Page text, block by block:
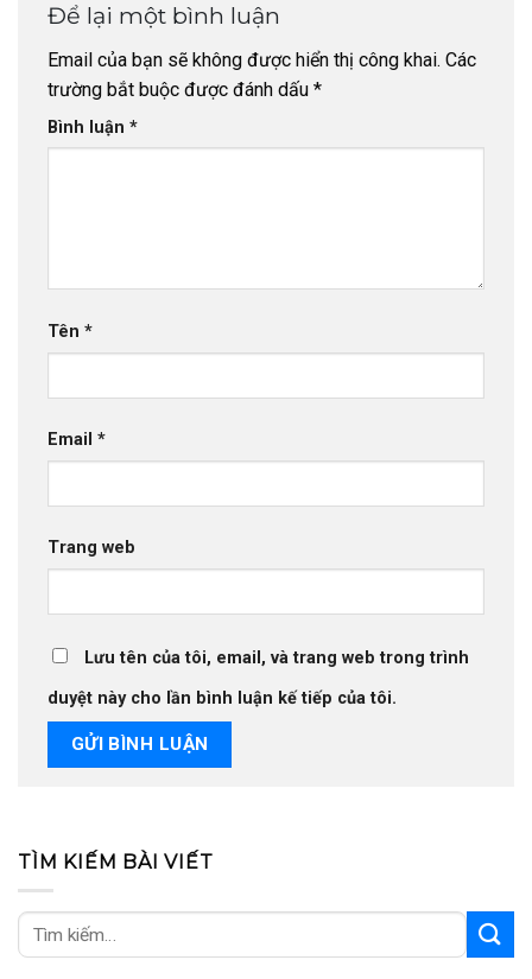
Để lại một bình luận
Email của bạn sẽ không được hiển thị công khai. Các
trường bắt buộc được đánh dấu *
Bình luận *
Tên *
Email *
Trang web
Lưu tên của tôi, email, và trang web trong trình
duyệt này cho lần bình luận kế tiếp của tôi.
TÌM KIẾM BÀI VIẾT